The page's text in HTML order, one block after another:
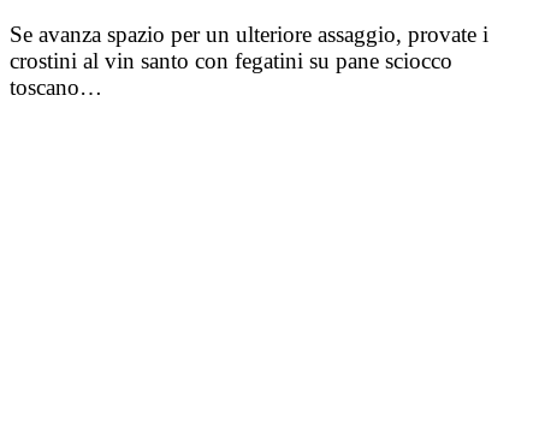
Se avanza spazio per un ulteriore assaggio, provate i
crostini al vin santo con fegatini su pane sciocco
toscano…